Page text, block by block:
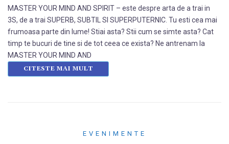
MASTER YOUR MIND AND SPIRIT – este despre arta de a trai in
3S, de a trai SUPERB, SUBTIL SI SUPERPUTERNIC. Tu esti cea mai
frumoasa parte din lume! Stiai asta? Stii cum se simte asta? Cat
timp te bucuri de tine si de tot ceea ce exista? Ne antrenam la
MASTER YOUR MIND AND
CITESTE MAI MULT
EVENIMENTE